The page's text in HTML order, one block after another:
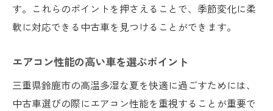
す。これらのポイントを押さえることで、季節変化に柔
軟に対応できる中古車を見つけることができます。
エアコン性能の高い車を選ぶポイント
三重県鈴鹿市の高温多湿な夏を快適に過ごすためには、
中古車選びの際にエアコン性能を重視することが重要で